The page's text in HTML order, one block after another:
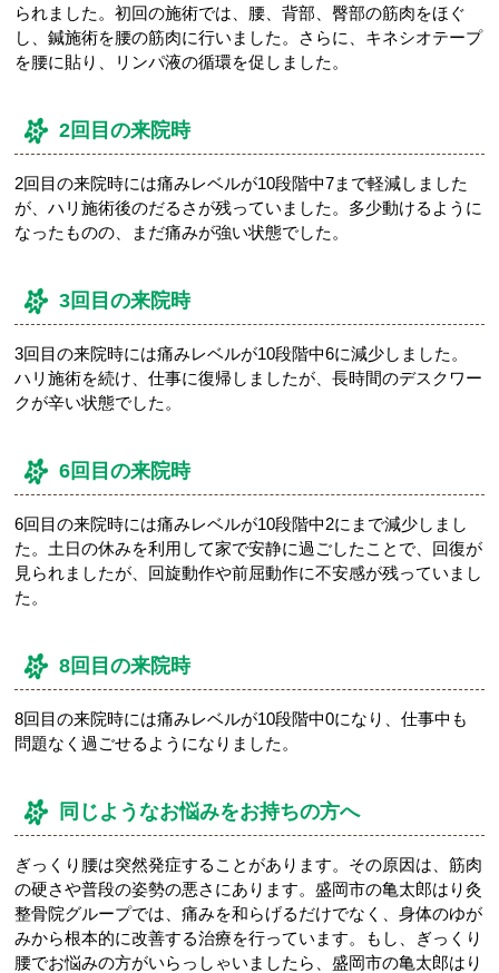
られました。初回の施術では、腰、背部、臀部の筋肉をほぐ
し、鍼施術を腰の筋肉に行いました。さらに、キネシオテープ
を腰に貼り、リンパ液の循環を促しました。
2回目の来院時
2回目の来院時には痛みレベルが10段階中7まで軽減しました
が、ハリ施術後のだるさが残っていました。多少動けるように
なったものの、まだ痛みが強い状態でした。
3回目の来院時
3回目の来院時には痛みレベルが10段階中6に減少しました。
ハリ施術を続け、仕事に復帰しましたが、長時間のデスクワー
クが辛い状態でした。
6回目の来院時
6回目の来院時には痛みレベルが10段階中2にまで減少しまし
た。土日の休みを利用して家で安静に過ごしたことで、回復が
見られましたが、回旋動作や前屈動作に不安感が残っていまし
た。
8回目の来院時
8回目の来院時には痛みレベルが10段階中0になり、仕事中も
問題なく過ごせるようになりました。
同じようなお悩みをお持ちの方へ
ぎっくり腰は突然発症することがあります。その原因は、筋肉
の硬さや普段の姿勢の悪さにあります。盛岡市の亀太郎はり灸
整骨院グループでは、痛みを和らげるだけでなく、身体のゆが
みから根本的に改善する治療を行っています。もし、ぎっくり
腰でお悩みの方がいらっしゃいましたら、盛岡市の亀太郎はり